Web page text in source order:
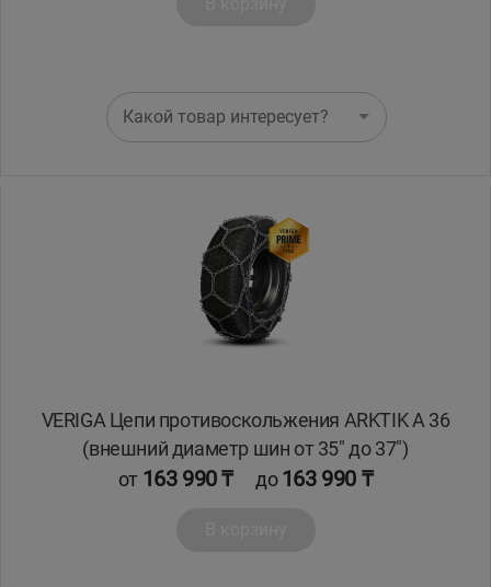
Какой товар интересует?
VERIGA Цепи противоскольжения ARKTIK A 36
(внешний диаметр шин от 35" до 37")
от 163 990 ₸ до163 990 ₸